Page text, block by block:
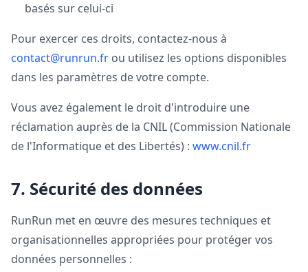
basés sur celui-ci
Pour exercer ces droits, contactez-nous à
contact@runrun.fr ou utilisez les options disponibles
dans les paramètres de votre compte.
Vous avez également le droit d'introduire une
réclamation auprès de la CNIL (Commission Nationale
de l'Informatique et des Libertés) : www.cnil.fr
7. Sécurité des données
RunRun met en œuvre des mesures techniques et
organisationnelles appropriées pour protéger vos
données personnelles :